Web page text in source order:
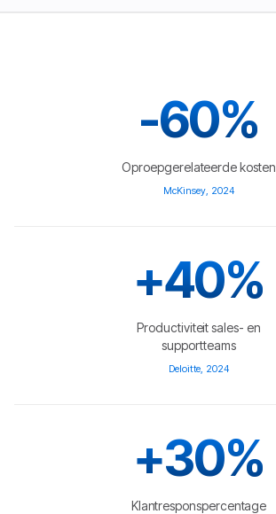
-60%
Oproepgerelateerde kosten
McKinsey, 2024
+40%
Productiviteit sales- en
supportteams
Deloitte, 2024
+30%
Klantresponspercentage